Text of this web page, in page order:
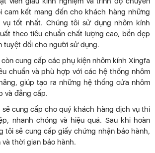
cam kết mang đến cho khách hàng những
tốt nhất. Chúng tôi sử dụng nhôm kính
theo tiêu chuẩn chất lượng cao, bền đẹp
tuyệt đối cho người sử dụng.
cung cấp các phụ kiện nhôm kính Xingfa
chuẩn và phù hợp với các hệ thống nhôm
giúp tạo ra những hệ thống cửa nhôm
và đẳng cấp.
sẽ cung cấp cho quý khách hàng dịch vụ thi
nhanh chóng và hiệu quả. Sau khi hoàn
tôi sẽ cung cấp giấy chứng nhận bảo hành,
thời gian bảo hành.